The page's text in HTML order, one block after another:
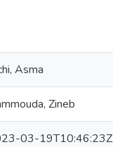
Asma
Zineb
03-19T10:46:23Z